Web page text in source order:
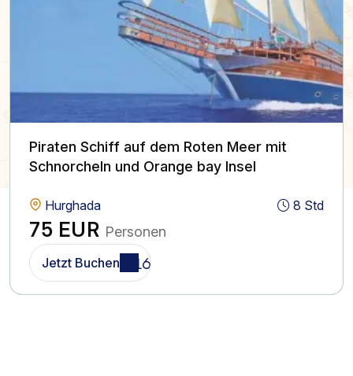
Piraten Schiff auf dem Roten Meer mit
Schnorcheln und Orange bay Insel
Hurghada 8 Std
75 EUR Personen
Jetzt Buchen